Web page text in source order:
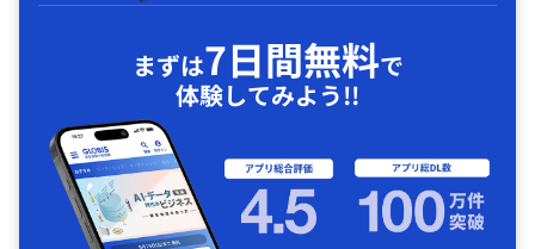
まずは7日間無料で
体験してみよう!!